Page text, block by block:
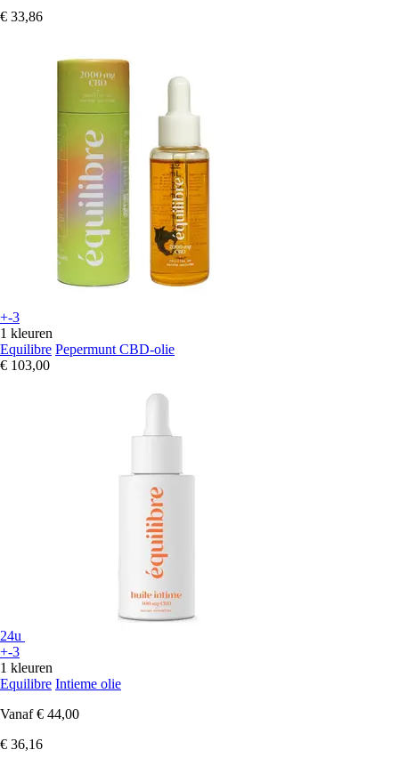
€ 33,86
+-3
1 kleuren
Equilibre Pepermunt CBD-olie
€ 103,00
24u
+-3
1 kleuren
Equilibre Intieme olie
Vanaf € 44,00
€ 36,16